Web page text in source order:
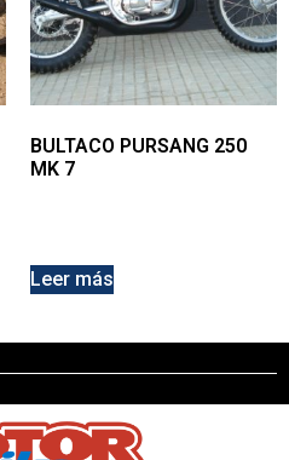
BULTACO PURSANG 250
MK 7
Leer más